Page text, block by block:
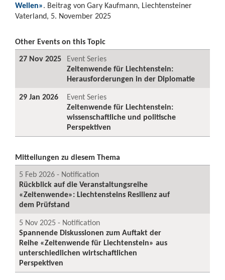
Wellen». Beitrag von Gary Kaufmann, Liechtensteiner
Vaterland, 5. November 2025
Other Events on this Topic
27 Nov 2025
Event Series
Zeitenwende für Liechtenstein:
Herausforderungen in der Diplomatie
29 Jan 2026
Event Series
Zeitenwende für Liechtenstein:
wissenschaftliche und politische
Perspektiven
Mitteilungen zu diesem Thema
5 Feb 2026 - Notification
Rückblick auf die Veranstaltungsreihe
«Zeitenwende»: Liechtensteins Resilienz auf
dem Prüfstand
5 Nov 2025 - Notification
Spannende Diskussionen zum Auftakt der
Reihe «Zeitenwende für Liechtenstein» aus
unterschiedlichen wirtschaftlichen
Perspektiven